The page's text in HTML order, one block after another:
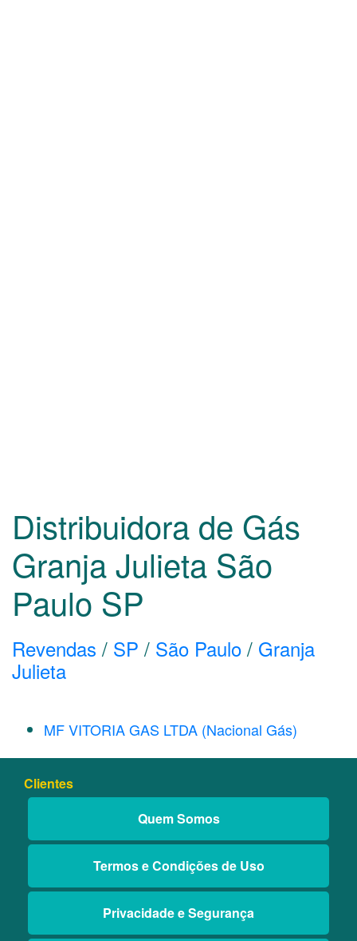
Distribuidora de Gás
Granja Julieta São
Paulo SP
Revendas / SP / São Paulo / Granja
Julieta
MF VITORIA GAS LTDA (Nacional Gás)
Clientes
Quem Somos
Termos e Condições de Uso
Privacidade e Segurança